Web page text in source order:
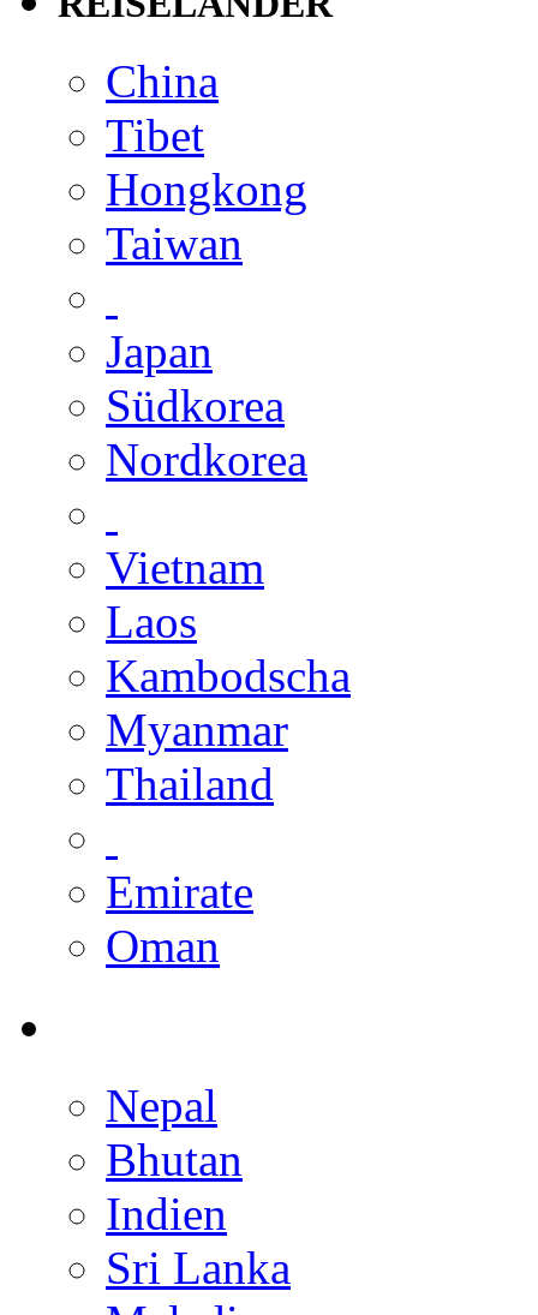
China
Tibet
Hongkong
Taiwan
Japan
Südkorea
Nordkorea
Vietnam
Laos
Kambodscha
Myanmar
Thailand
Emirate
Oman
Nepal
Bhutan
Indien
Sri Lanka